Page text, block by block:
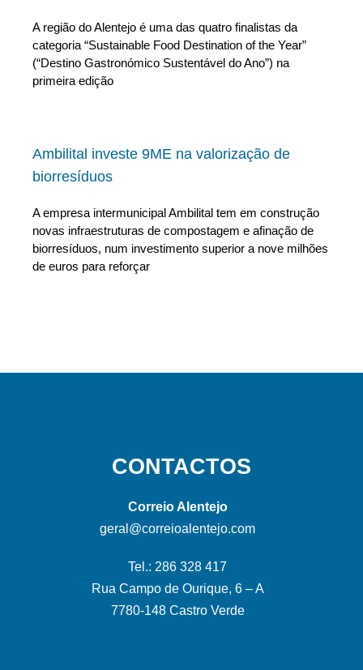
A região do Alentejo é uma das quatro finalistas da
categoria “Sustainable Food Destination of the Year”
(“Destino Gastronómico Sustentável do Ano”) na
primeira edição
Ambilital investe 9ME na valorização de
biorresíduos
A empresa intermunicipal Ambilital tem em construção
novas infraestruturas de compostagem e afinação de
biorresíduos, num investimento superior a nove milhões
de euros para reforçar
CONTACTOS
Correio Alentejo
geral@correioalentejo.com
Tel.: 286 328 417
Rua Campo de Ourique, 6 – A
7780-148 Castro Verde